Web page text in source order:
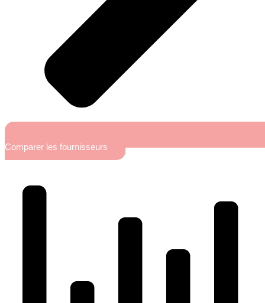
Comparer les fournisseurs